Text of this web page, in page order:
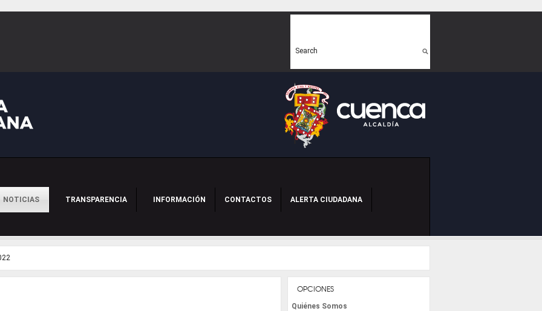
Search
NOTICIAS TRANSPARENCIA INFORMACIÓN CONTACTOS ALERTA CIUDADANA
OPCIONES
Quiénes Somos